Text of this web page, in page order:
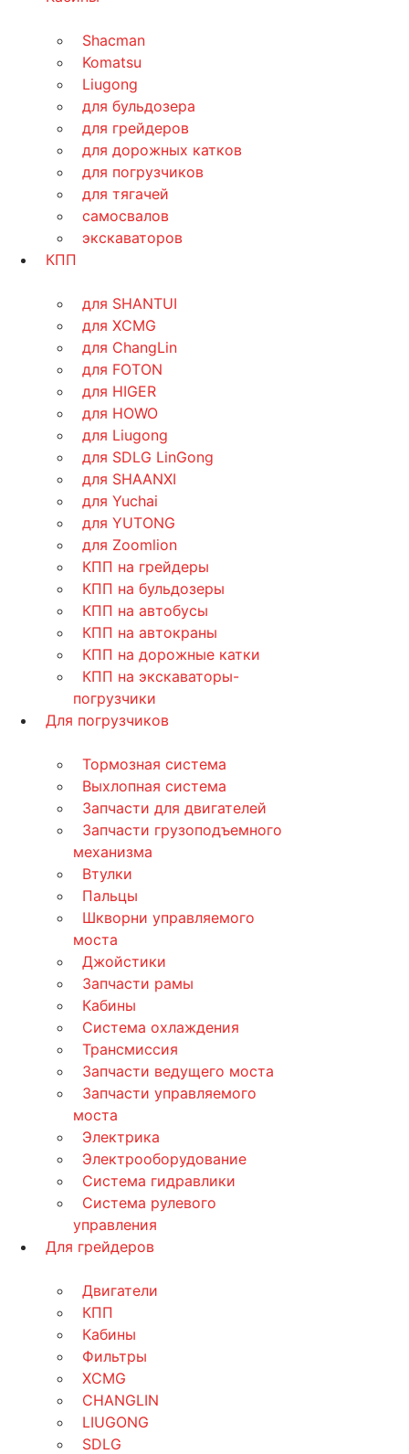
Shacman
Komatsu
Liugong
для бульдозера
для грейдеров
для дорожных катков
для погрузчиков
для тягачей
самосвалов
экскаваторов
КПП
для SHANTUI
для XCMG
для ChangLin
для FOTON
для HIGER
для HOWO
для Liugong
для SDLG LinGong
для SHAANXI
для Yuchai
для YUTONG
для Zoomlion
КПП на грейдеры
КПП на бульдозеры
КПП на автобусы
КПП на автокраны
КПП на дорожные катки
КПП на экскаваторы-
погрузчики
Для погрузчиков
Тормозная система
Выхлопная система
Запчасти для двигателей
Запчасти грузоподъемного
механизма
Втулки
Пальцы
Шкворни управляемого
моста
Джойстики
Запчасти рамы
Кабины
Система охлаждения
Трансмиссия
Запчасти ведущего моста
Запчасти управляемого
моста
Электрика
Электрооборудование
Система гидравлики
Система рулевого
управления
Для грейдеров
Двигатели
КПП
Кабины
Фильтры
XCMG
CHANGLIN
LIUGONG
SDLG